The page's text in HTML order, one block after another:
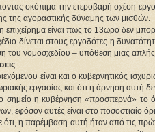
σκόπιμα την ετεροβαρή σχέση
της αγοραστικής δύναμης των μισθών.
επιχείρημα είναι πως το 13ωρο δεν
δίνεται στους εργοδότες η
του νομοσχεδίου – υπόθεση μιας
είναι και ο κυβερνητικός
εργασίας και ότι η άρνηση αυτή
σημείο η κυβέρνηση «προσπερνά» το
εφόσον αυτές είναι στο ποσοστιαίο
ότι, η παρέμβαση αυτή ήταν από τις